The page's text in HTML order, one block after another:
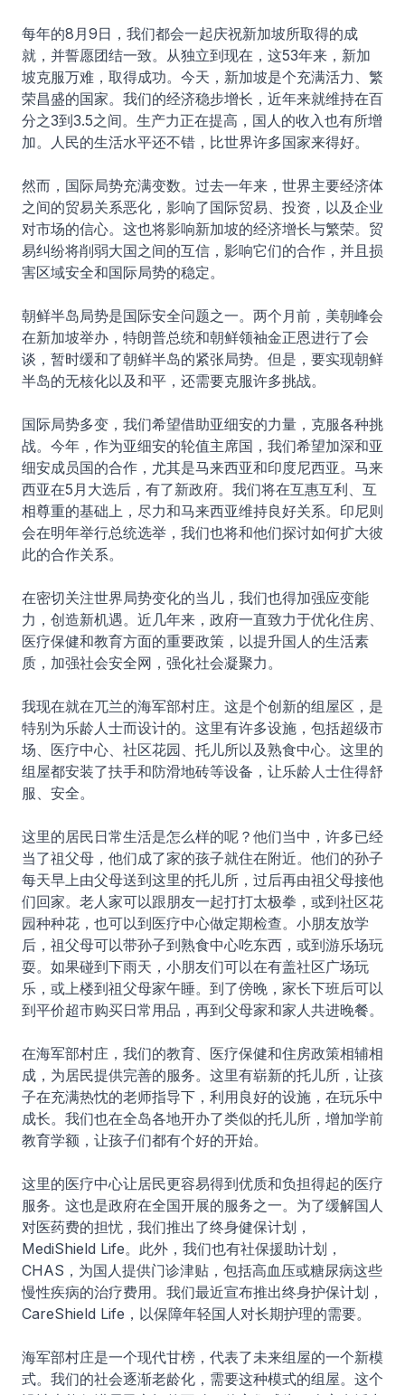
每年的8月9日，我们都会一起庆祝新加坡所取得的成
就，并誓愿团结一致。从独立到现在，这53年来，新加
坡克服万难，取得成功。今天，新加坡是个充满活力、繁
荣昌盛的国家。我们的经济稳步增长，近年来就维持在百
分之3到3.5之间。生产力正在提高，国人的收入也有所增
加。人民的生活水平还不错，比世界许多国家来得好。
然而，国际局势充满变数。过去一年来，世界主要经济体
之间的贸易关系恶化，影响了国际贸易、投资，以及企业
对市场的信心。这也将影响新加坡的经济增长与繁荣。贸
易纠纷将削弱大国之间的互信，影响它们的合作，并且损
害区域安全和国际局势的稳定。
朝鲜半岛局势是国际安全问题之一。两个月前，美朝峰会
在新加坡举办，特朗普总统和朝鲜领袖金正恩进行了会
谈，暂时缓和了朝鲜半岛的紧张局势。但是，要实现朝鲜
半岛的无核化以及和平，还需要克服许多挑战。
国际局势多变，我们希望借助亚细安的力量，克服各种挑
战。今年，作为亚细安的轮值主席国，我们希望加深和亚
细安成员国的合作，尤其是马来西亚和印度尼西亚。马来
西亚在5月大选后，有了新政府。我们将在互惠互利、互
相尊重的基础上，尽力和马来西亚维持良好关系。印尼则
会在明年举行总统选举，我们也将和他们探讨如何扩大彼
此的合作关系。
在密切关注世界局势变化的当儿，我们也得加强应变能
力，创造新机遇。近几年来，政府一直致力于优化住房、
医疗保健和教育方面的重要政策，以提升国人的生活素
质，加强社会安全网，强化社会凝聚力。
我现在就在兀兰的海军部村庄。这是个创新的组屋区，是
特别为乐龄人士而设计的。这里有许多设施，包括超级市
场、医疗中心、社区花园、托儿所以及熟食中心。这里的
组屋都安装了扶手和防滑地砖等设备，让乐龄人士住得舒
服、安全。
这里的居民日常生活是怎么样的呢？他们当中，许多已经
当了祖父母，他们成了家的孩子就住在附近。他们的孙子
每天早上由父母送到这里的托儿所，过后再由祖父母接他
们回家。老人家可以跟朋友一起打打太极拳，或到社区花
园种种花，也可以到医疗中心做定期检查。小朋友放学
后，祖父母可以带孙子到熟食中心吃东西，或到游乐场玩
耍。如果碰到下雨天，小朋友们可以在有盖社区广场玩
乐，或上楼到祖父母家午睡。到了傍晚，家长下班后可以
到平价超市购买日常用品，再到父母家和家人共进晚餐。
在海军部村庄，我们的教育、医疗保健和住房政策相辅相
成，为居民提供完善的服务。这里有崭新的托儿所，让孩
子在充满热忱的老师指导下，利用良好的设施，在玩乐中
成长。我们也在全岛各地开办了类似的托儿所，增加学前
教育学额，让孩子们都有个好的开始。
这里的医疗中心让居民更容易得到优质和负担得起的医疗
服务。这也是政府在全国开展的服务之一。为了缓解国人
对医药费的担忧，我们推出了终身健保计划，
MediShield Life。此外，我们也有社保援助计划，
CHAS，为国人提供门诊津贴，包括高血压或糖尿病这些
慢性疾病的治疗费用。我们最近宣布推出终身护保计划，
CareShield Life，以保障年轻国人对长期护理的需要。
海军部村庄是一个现代甘榜，代表了未来组屋的一个新模
式。我们的社会逐渐老龄化，需要这种模式的组屋。这个